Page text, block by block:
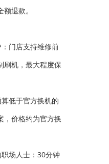
退款。
门店支持维修前
刷机，最大程度保
低于官方换机的
，价格约为官方换
场人士：30分钟